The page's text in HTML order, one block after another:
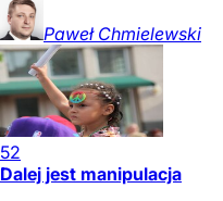
Paweł Chmielewski
52
Dalej jest manipulacja